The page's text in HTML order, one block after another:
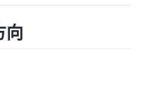
向